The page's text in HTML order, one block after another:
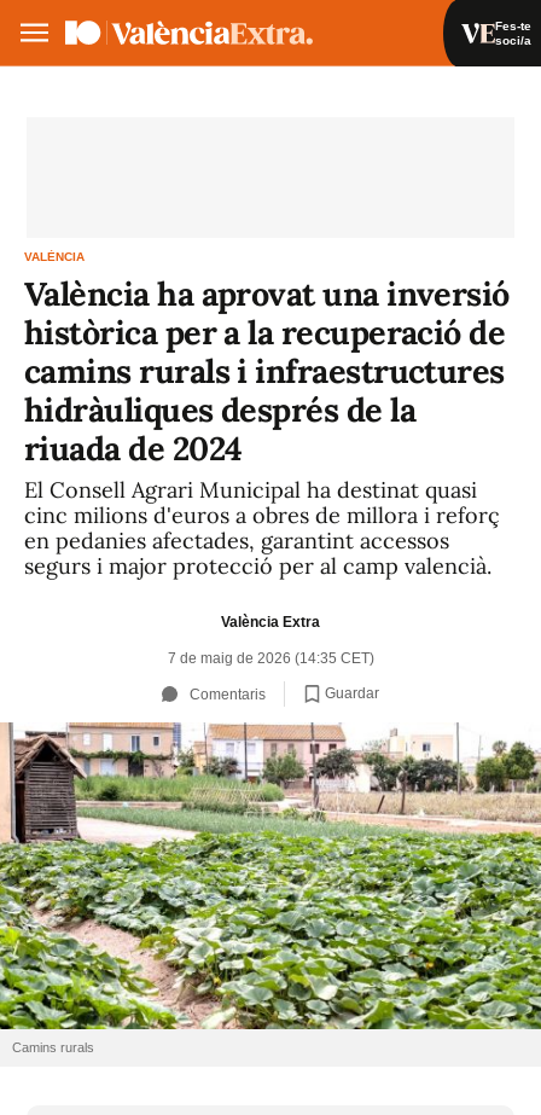
Fes-te
soci/a
VALÈNCIA
València ha aprovat una inversió
històrica per a la recuperació de
camins rurals i infraestructures
hidràuliques després de la
riuada de 2024
El Consell Agrari Municipal ha destinat quasi
cinc milions d'euros a obres de millora i reforç
en pedanies afectades, garantint accessos
segurs i major protecció per al camp valencià.
València Extra
7 de maig de 2026 (14:35 CET)
Comentaris Guardar
Camins rurals